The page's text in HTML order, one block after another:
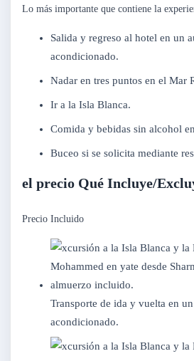
Lo más importante que contiene la
Salida y regreso al hotel en un
acondicionado.
Nadar en tres puntos en el Mar
Ir a la Isla Blanca.
Comida y bebidas sin alcohol
Buceo si se solicita mediante
el precio Qué Incluye/
Precio Incluido
Transporte de ida y vuelta en
acondicionado.